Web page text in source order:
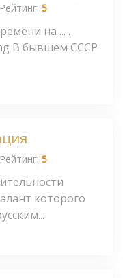
Рейтинг: 5
на ... .
В бывшем СССР
Рейтинг: 5
которого